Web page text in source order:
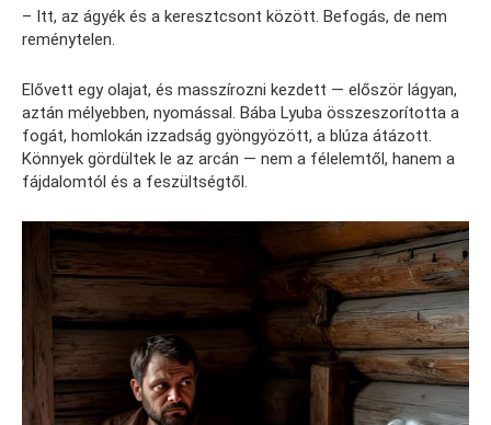
– Itt, az ágyék és a keresztcsont között. Befogás, de nem
reménytelen.
Elővett egy olajat, és masszírozni kezdett — először lágyan,
aztán mélyebben, nyomással. Bába Lyuba összeszorította a
fogát, homlokán izzadság gyöngyözött, a blúza átázott.
Könnyek gördültek le az arcán — nem a félelemtől, hanem a
fájdalomtól és a feszültségtől.